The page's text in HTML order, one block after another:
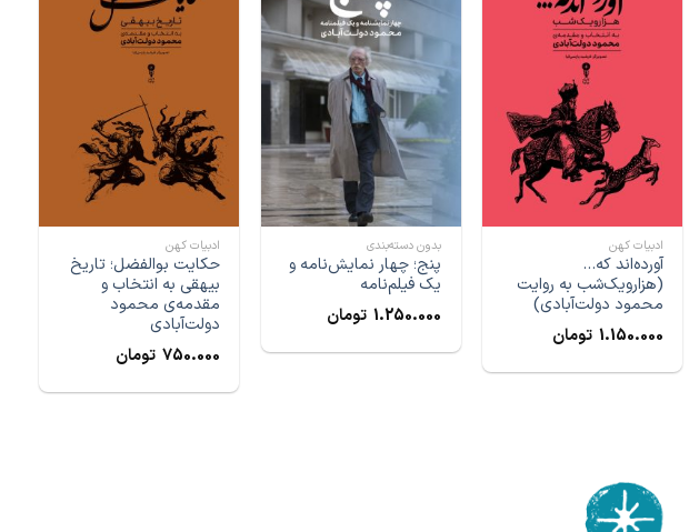
ادبیات کهن
آورده‌اند که…
(هزارویک‌شب به روایت
محمود دولت‌آبادی)
1.150.000 تومان
بدون دسته‌بندی
پنج؛ چهار نمایش‌نامه و
یک فیلم‌نامه‌
1.250.000 تومان
ادبیات کهن
حکایت بوالفضل؛ تاریخ
بیهقی به انتخاب و
مقدمه‌ی محمود
دولت‌‌آبادی
750.000 تومان